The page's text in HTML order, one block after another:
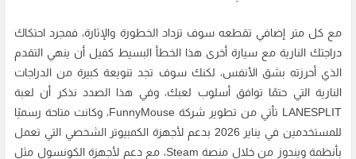
مع كل متر إضافي تقطعه سوف تزداد الخطورة والإثارة، فمجرد احتكاك
دراجتك النارية مع سيارة أخرى هذا الخطأ البسيط كفيل أن ينهي التقدم
الذي أحرزته بشق الأنفس، لكنك سوف تجد تنويعة كبيرة من الدراجات
النارية التي حتمًا توافق أسلوب لعبك، وفي هذا الصدد نذكر أن لعبة
LANESPLIT تأتي من تطوير شركة FunnyMouse، وكانت متاحة رسميًا
للمستخدمين في يناير 2026 بدعم لأجهزة الكمبيوتر الشخصي التي تعمل
بأنظمة ويندوز من خلال منصة Steam، مع دعم لأجهزة الكونسول مثل